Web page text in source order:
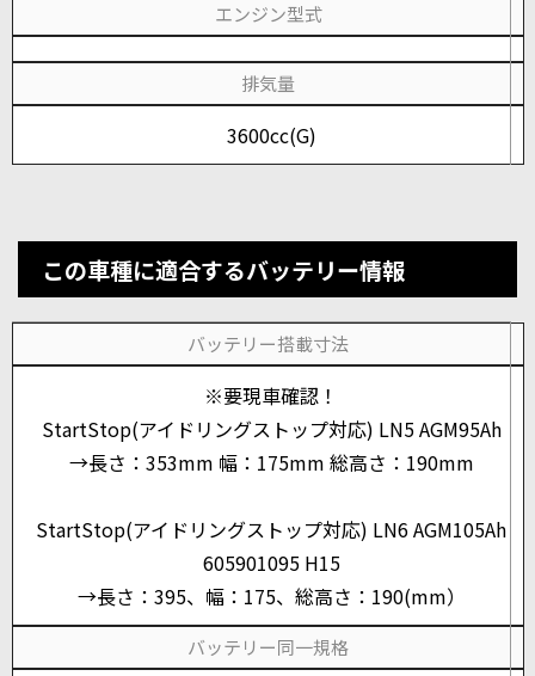
エンジン型式
排気量
3600cc(G)
この車種に適合するバッテリー情報
バッテリー搭載寸法
※要現車確認！
StartStop(アイドリングストップ対応) LN5 AGM95Ah
→長さ：353mm 幅：175mm 総高さ：190mm
StartStop(アイドリングストップ対応) LN6 AGM105Ah
605901095 H15
→長さ：395、幅：175、総高さ：190(mm）
バッテリー同一規格